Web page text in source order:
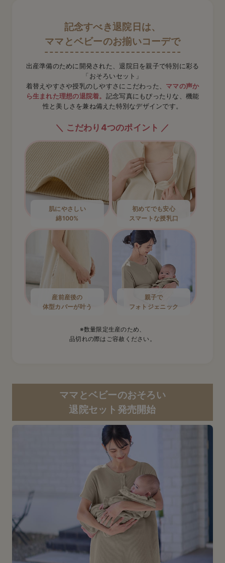
記念すべき退院日は、
ママとベビーのお揃いコーデで
出産準備のために開発された、退院日を親子で特別に彩る
「おそろいセット」
着替えやすさや授乳のしやすさにこだわった、 ママの声か
ら生まれた理想の退院着。 記念写真にもぴったりな、 機能
性と美しさを兼ね備えた特別なデザインです。
こだわり4つのポイント
肌にやさしい
綿100%
初めてでも安心
スマートな授乳口
産前産後の
体型カバーが叶う
親子で
フォトジェニック
※数量限定生産のため、
品切れの際はご容赦ください。
ママとベビーのおそろい
退院セット発売開始